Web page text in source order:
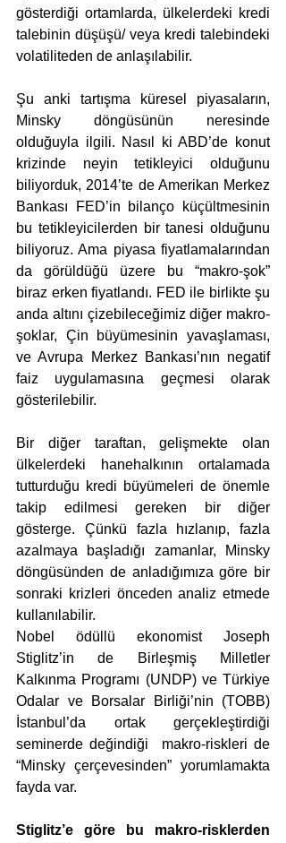
gösterdiği ortamlarda, ülkelerdeki kredi
talebinin düşüşü/ veya kredi talebindeki
volatiliteden de anlaşılabilir.
Şu anki tartışma küresel piyasaların,
Minsky döngüsünün neresinde
olduğuyla ilgili. Nasıl ki ABD’de konut
krizinde neyin tetikleyici olduğunu
biliyorduk, 2014’te de Amerikan Merkez
Bankası FED’in bilanço küçültmesinin
bu tetikleyicilerden bir tanesi olduğunu
biliyoruz. Ama piyasa fiyatlamalarından
da görüldüğü üzere bu “makro-şok”
biraz erken fiyatlandı. FED ile birlikte şu
anda altını çizebileceğimiz diğer makro-
şoklar, Çin büyümesinin yavaşlaması,
ve Avrupa Merkez Bankası’nın negatif
faiz uygulamasına geçmesi olarak
gösterilebilir.
Bir diğer taraftan, gelişmekte olan
ülkelerdeki hanehalkının ortalamada
tutturduğu kredi büyümeleri de önemle
takip edilmesi gereken bir diğer
gösterge. Çünkü fazla hızlanıp, fazla
azalmaya başladığı zamanlar, Minsky
döngüsünden de anladığımıza göre bir
sonraki krizleri önceden analiz etmede
kullanılabilir.
Nobel ödüllü ekonomist Joseph
Stiglitz’in de Birleşmiş Milletler
Kalkınma Programı (UNDP) ve Türkiye
Odalar ve Borsalar Birliği’nin (TOBB)
İstanbul’da ortak gerçekleştirdiği
seminerde değindiği  makro-riskleri de
“Minsky çerçevesinden” yorumlamakta
fayda var.
Stiglitz’e göre bu makro-risklerden